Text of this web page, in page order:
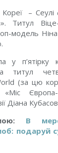
– Сеулі
Титул
модель
у п’ятірку
титул
(за цю
Європа-
Діана
В
подаруй